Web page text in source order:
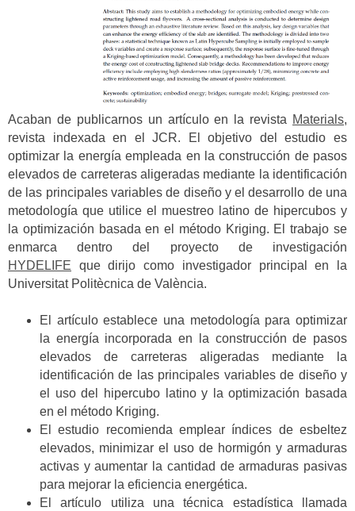
Acaban de publicarnos un artículo en la revista Materials,
revista indexada en el JCR. El objetivo del estudio es
optimizar la energía empleada en la construcción de pasos
elevados de carreteras aligeradas mediante la identificación
de las principales variables de diseño y el desarrollo de una
metodología que utilice el muestreo latino de hipercubos y
la optimización basada en el método Kriging. El trabajo se
enmarca dentro del proyecto de investigación
HYDELIFE que dirijo como investigador principal en la
Universitat Politècnica de València.
El artículo establece una metodología para optimizar
la energía incorporada en la construcción de pasos
elevados de carreteras aligeradas mediante la
identificación de las principales variables de diseño y
el uso del hipercubo latino y la optimización basada
en el método Kriging.
El estudio recomienda emplear índices de esbeltez
elevados, minimizar el uso de hormigón y armaduras
activas y aumentar la cantidad de armaduras pasivas
para mejorar la eficiencia energética.
El artículo utiliza una técnica estadística llamada